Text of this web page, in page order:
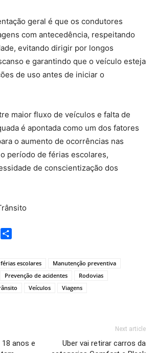
geral é que os condutores
com antecedência, respeitando
evitando dirigir por longos
e garantindo que o veículo esteja
de uso antes de iniciar o
maior fluxo de veículos e falta de
é apontada como um dos fatores
o aumento de ocorrências nas
período de férias escolares,
de conscientização dos
Copy
férias escolares
Manutenção preventiva
Prevenção de acidentes
Rodovias
Veículos Viagens
anos e
Next article
Uber vai retirar carros da